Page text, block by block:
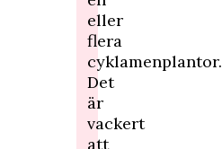
eller
flera
cyklamenplantor.
Det
är
vackert
att